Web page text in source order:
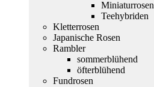
Miniaturrosen
Teehybriden
Kletterrosen
Japanische Rosen
Rambler
sommerblühend
öfterblühend
Fundrosen